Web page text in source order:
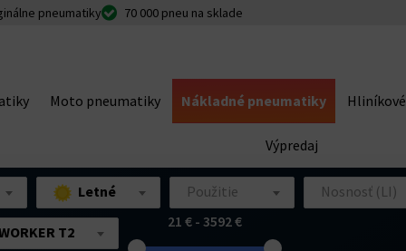
pneumatiky 70 000 pneu na sklade
Moto pneumatiky Nákladné pneumatiky
Výpredaj
Letné Použitie Nosnosť (LI)
T2
21 € - 3592 €